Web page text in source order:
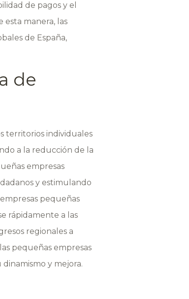
de pagos y el
manera, las
de España,
de
territorios individuales
a la reducción de la
empresas
y estimulando
pequeñas
rápidamente a las
regionales a
pequeñas empresas
y mejora.